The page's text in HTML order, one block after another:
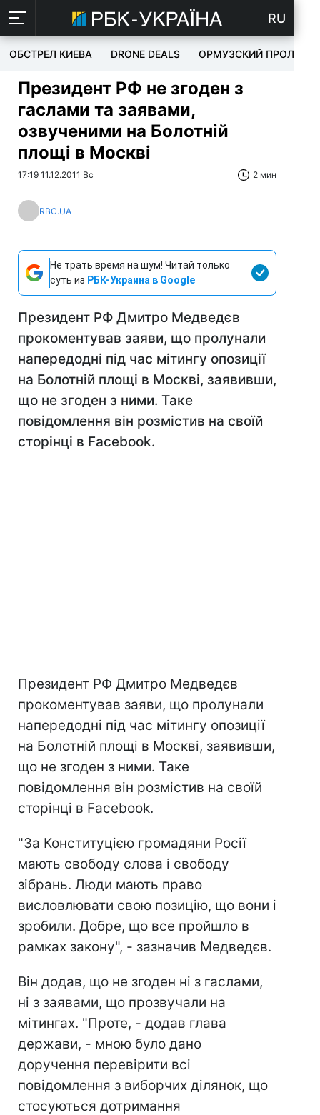
RU
ОБСТРЕЛ КИЕВА DRONE DEALS ОРМУЗСКИЙ ПРОЛИВ
Президент РФ не згоден з
гаслами та заявами,
озвученими на Болотній
площі в Москві
17:19 11.12.2011 Вс 2 мин
RBC.UA
Не трать время на шум! Читай только
суть из РБК-Украина в Google
Президент РФ Дмитро Медведєв
прокоментував заяви, що пролунали
напередодні під час мітингу опозиції
на Болотній площі в Москві, заявивши,
що не згоден з ними. Таке
повідомлення він розмістив на своїй
сторінці в Facebook.
Президент РФ Дмитро Медведєв
прокоментував заяви, що пролунали
напередодні під час мітингу опозиції
на Болотній площі в Москві, заявивши,
що не згоден з ними. Таке
повідомлення він розмістив на своїй
сторінці в Facebook.
"За Конституцією громадяни Росії
мають свободу слова і свободу
зібрань. Люди мають право
висловлювати свою позицію, що вони і
зробили. Добре, що все пройшло в
рамках закону", - зазначив Медведєв.
Він додав, що не згоден ні з гаслами,
ні з заявами, що прозвучали на
мітингах. "Проте, - додав глава
держави, - мною було дано
доручення перевірити всі
повідомлення з виборчих ділянок, що
стосуються дотримання